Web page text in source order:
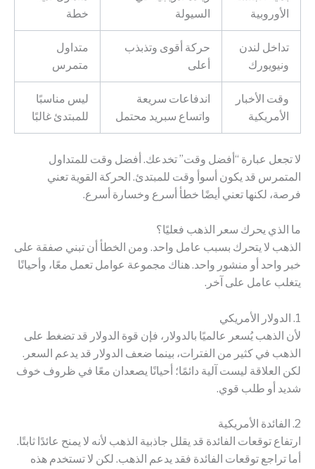
الأوروبية
السيولة
خطة
تداخل لندن
ونيويورك
حركة أقوى وتذبذب
أعلى
متداول
متمرس
وقت الأخبار
الأمريكية
اندفاعات سريعة
واتساع سبريد محتمل
ليس مناسبًا
للمبتدئ غالبًا
لا تجعل عبارة “أفضل وقت” تخدعك. أفضل وقت للمتداول
المتمرس قد يكون أسوأ وقت للمبتدئ. الحركة القوية تعني
فرصة، لكنها تعني أيضًا خطأ أسرع وخسارة أسرع.
ما الذي يحرك سعر الذهب فعليًا؟
الذهب لا يتحرك بسبب عامل واحد. ومن الخطأ أن تبني صفقة على
خبر واحد أو منشور واحد. هناك مجموعة عوامل تعمل معًا، وأحيانًا
يتغلب عامل على آخر.
1. الدولار الأمريكي
لأن الذهب يُسعر عالميًا بالدولار، فإن قوة الدولار قد تضغط على
الذهب في كثير من الفترات، بينما ضعف الدولار قد يدعم السعر.
لكن العلاقة ليست آلية دائمًا؛ أحيانًا يصعدان معًا في ظروف خوف
شديد أو طلب قوي.
2. الفائدة الأمريكية
ارتفاع توقعات الفائدة قد يقلل جاذبية الذهب لأنه لا يمنح عائدًا ثابتًا.
أما تراجع توقعات الفائدة فقد يدعم الذهب. لكن لا تستخدم هذه